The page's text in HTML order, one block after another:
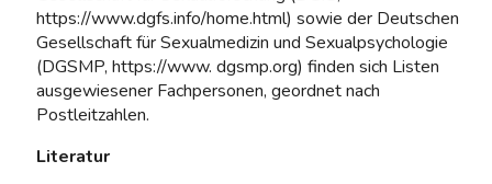
https://www.dgfs.info/home.html) sowie der Deutschen
Gesellschaft für Sexualmedizin und Sexualpsychologie
(DGSMP, https://www. dgsmp.org) finden sich Listen
ausgewiesener Fachpersonen, geordnet nach
Postleitzahlen.
Literatur